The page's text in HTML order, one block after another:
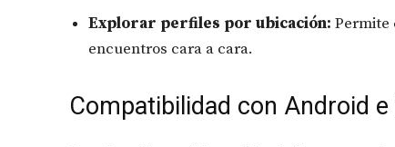
Explorar perfiles por ubicación: Permite
encuentros cara a cara.
Compatibilidad con Android e